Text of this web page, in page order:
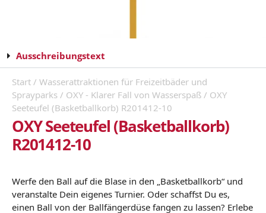
Ausschreibungstext
Start / Wasserattraktionen für Freizeitbäder und
Sprayparks / OXY - Klarer Fall von Wasserspaß / OXY
Seeteufel (Basketballkorb) R201412-10
OXY Seeteufel (Basketballkorb)
R201412-10
Werfe den Ball auf die Blase in den „Basketballkorb“ und
veranstalte Dein eigenes Turnier. Oder schaffst Du es,
einen Ball von der Ballfängerdüse fangen zu lassen? Erlebe